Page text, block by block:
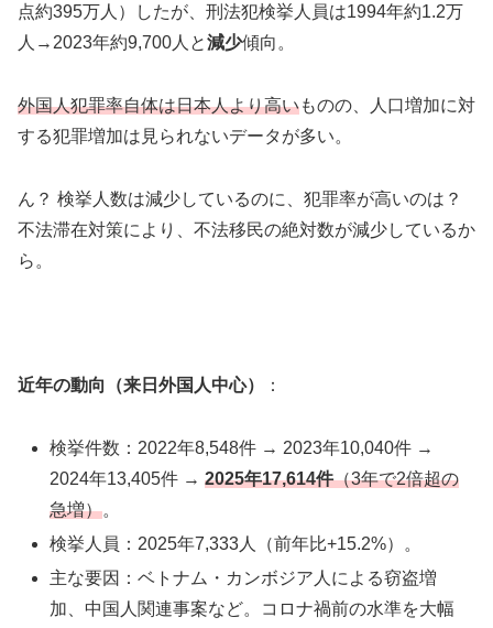
点約395万人）したが、刑法犯検挙人員は1994年約1.2万
人→2023年約9,700人と減少傾向。
外国人犯罪率自体は日本人より高いものの、人口増加に対
する犯罪増加は見られないデータが多い。
ん？ 検挙人数は減少しているのに、犯罪率が高いのは？
不法滞在対策により、不法移民の絶対数が減少しているか
ら。
近年の動向（来日外国人中心） ：
検挙件数：2022年8,548件 → 2023年10,040件 →
2024年13,405件 →2025年17,614件（3年で2倍超の
急増）。
検挙人員：2025年7,333人（前年比+15.2%）。
主な要因：ベトナム・カンボジア人による窃盗増
加、中国人関連事案など。コロナ禍前の水準を大幅